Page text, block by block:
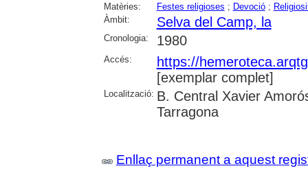
Matèries: Festes religioses ; Devoció;
Àmbit:
Selva del Camp, la
Cronologia: 1980
Accés:
https://
[exemplar complet]
Localització: B. Central Xavier
Tarragona
Enllaç permanent a aquest